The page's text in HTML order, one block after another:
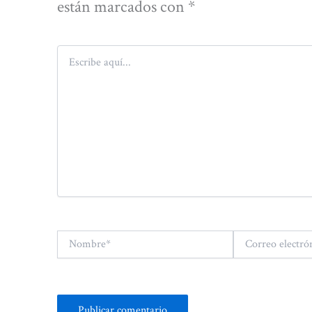
están marcados con *
Escribe
aquí...
Nombre*
Correo
electrónico*